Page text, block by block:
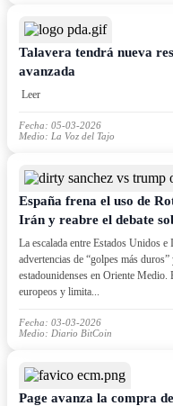
Talavera tendrá nueva
avanzada
Leer
Fecha: 05-03-2026
Medio: La Voz del Tajo
España frena el uso de
Irán y reabre el debate
La escalada entre Estados Unidos
advertencias de “golpes más
estadounidenses en Oriente Medio.
europeos y limita...
Fecha: 03-03-2026
Medio: Diario BitCoin
Page avanza la compra